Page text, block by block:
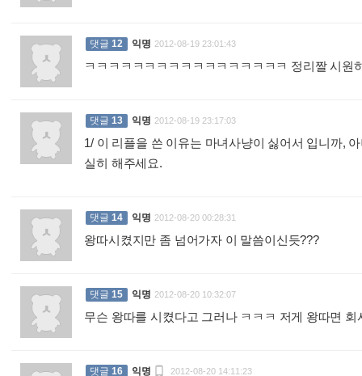
댓글 12 익명 2012-08-19 23:01:43
ㅋㅋㅋㅋㅋㅋㅋㅋㅋㅋㅋㅋㅋㅋㅋㅋㅋ 정리짤 시원
댓글 13 익명 2012-08-19 23:17:03
1/ 이 리플을 쓴 이유는 마녀사냥이 싫어서 입니까,
실히 해주세요.
댓글 14 익명 2012-08-20 00:28:31
왕따시켰지만 좀 넘어가자 이 말씀이신듯???
댓글 15 익명 2012-08-20 10:32:07
무슨 왕따를 시켰다고 그러나 ㅋㅋㅋ 저게 왕따면
댓글 16 익명  2012-08-20 14:11:23